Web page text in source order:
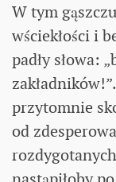
W tym
wściekłości i
padły słowa:
przytomnie
od